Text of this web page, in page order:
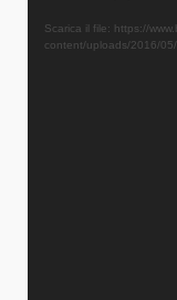
Scarica il file: https://
content/uploads/2016/